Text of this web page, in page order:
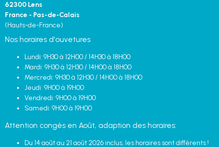
62300 Lens
France - Pas-de-Calais
(Hauts-de-France)
Nos horaires d'ouvetures
Lundi: 9H30 à 12H00 / 14H30 à 18H00
Mardi: 9H30 à 12H30 / 14H00 à 18H00
Mercredi: 9H30 à 12H30 / 14H00 à 18H00
Jeudi: 9H00 à 19H00
Vendredi: 9H00 à 19H00
Samedi: 9H00 à 19H00
Attention congès en Août, adaption des horaires:
Du 14 août au 21 août 2026 inclus, les horaires sont différents !